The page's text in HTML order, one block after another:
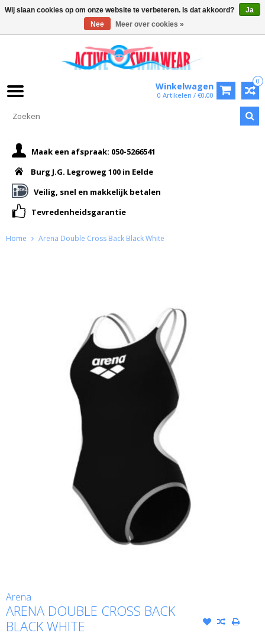
0
Winkelwagen
0 Artikelen / €0,00
Maak een afspraak: 050-5266541
Burg J.G. Legroweg 100 in Eelde
Veilig, snel en makkelijk betalen
Tevredenheidsgarantie
Home Arena Double Cross Back Black White
Arena
ARENA DOUBLE CROSS BACK
BLACK WHITE
Wij slaan cookies op om onze website te verbeteren. Is dat akkoord?
Ja
Nee
Meer over cookies »